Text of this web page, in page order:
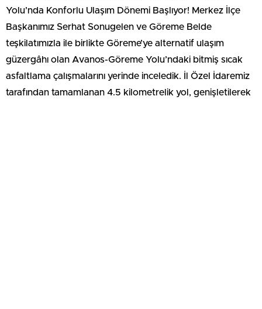
Yolu’nda Konforlu Ulaşım Dönemi Başlıyor! Merkez İlçe
Başkanımız Serhat Sonugelen ve Göreme Belde
teşkilatımızla ile birlikte Göreme’ye alternatif ulaşım
güzergâhı olan Avanos-Göreme Yolu’ndaki bitmiş sıcak
asfaltlama çalışmalarını yerinde inceledik. İl Özel İdaremiz
tarafından tamamlanan 4.5 kilometrelik yol, genişletilerek